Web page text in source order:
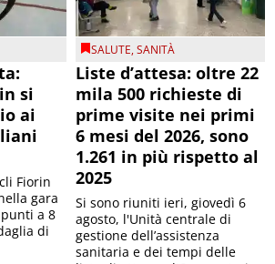
si
ai
Fiorin
gara
a 8
di
SALUTE,SANITÀ
Liste d’attesa: oltre 22
mila 500 richieste di
prime visite nei primi
6 mesi del 2026, sono
1.261 in più rispetto al
2025
Si sono riuniti ieri, giovedì 6
agosto, l'Unità centrale di
gestione dell’assistenza
sanitaria e dei tempi delle